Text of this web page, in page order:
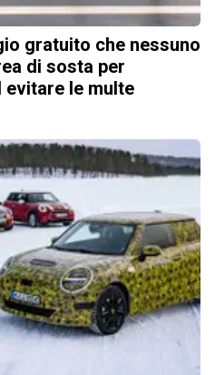
gratuito che nessuno
di sosta per
le multe